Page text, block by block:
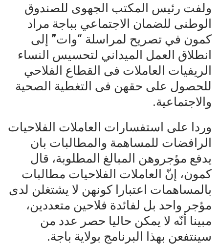
ولفت رئيس المكتب الجهوى للصندوق
الوطنى للضمان الاجتماعي بباجة مراد
كمون في تصريح لمراسلة “وات” إلى
انطلاق العمل الميداني لتحسيس النساء
الريفيات العاملات فى القطاع الفلاحي
للحصول على حقهن فى التغطية الصحية
والاجتماعية.
وردا على استفسارات العاملات الفلاحيات
الرافضات للمساهمة والمطالبات بان
يدفع مؤجروهن المبالغ المطلوبة، قال
كمون، إنّ العاملات الفلاحيات مطالبات
بالمساهمات اعتبارا كونهن لا يشتغلن لدى
مؤجر واحد بل لفائدة فلاحين متعددين،
مبينا أنّه لا يمكن حاليا حصر عدد من
سينتفعن بهذا البرنامج بولاية باجة.